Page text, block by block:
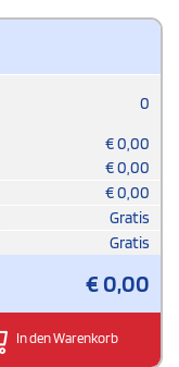
0
€0,00
€0,00
€0,00
Gratis
Gratis
€0,00
In den Warenkorb